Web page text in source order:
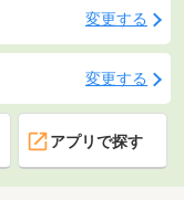
変更する
変更する
アプリで探す